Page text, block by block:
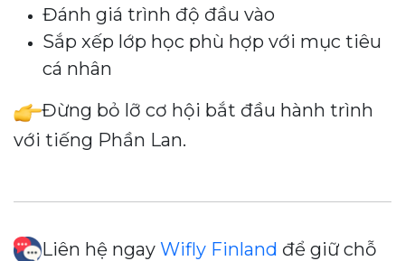
Đánh giá trình độ đầu vào
Sắp xếp lớp học phù hợp với mục tiêu
cá nhân
Đừng bỏ lỡ cơ hội bắt đầu hành trình
với tiếng Phần Lan.
Liên hệ ngay Wifly Finland để giữ chỗ